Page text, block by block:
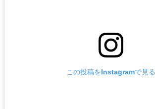
この投稿をInstagramで見る